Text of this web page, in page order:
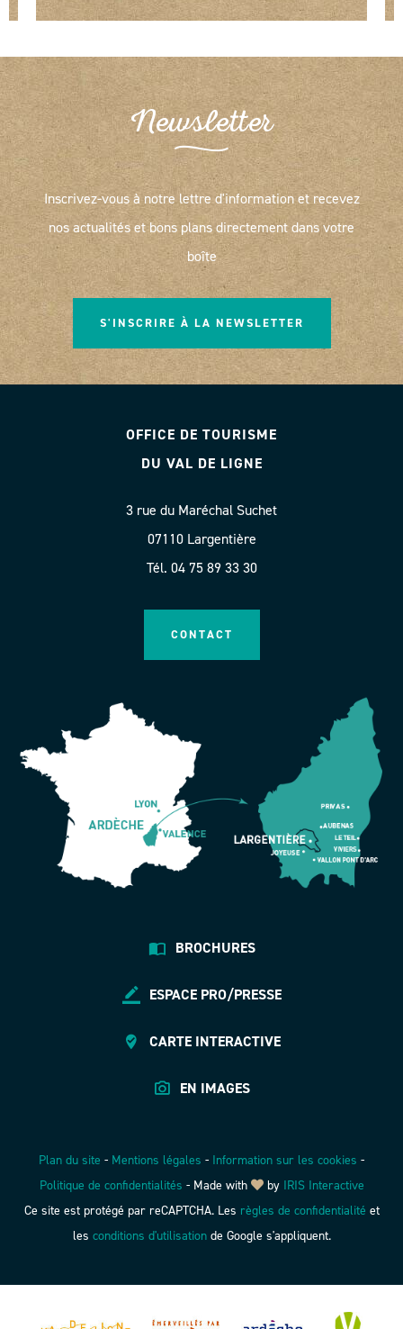
Newsletter
Inscrivez-vous à notre lettre d'information et recevez
nos actualités et bons plans directement dans votre
boîte
S'INSCRIRE À LA NEWSLETTER
OFFICE DE TOURISME
DU VAL DE LIGNE
3 rue du Maréchal Suchet
07110 Largentière
Tél. 04 75 89 33 30
CONTACT
BROCHURES
ESPACE PRO/PRESSE
CARTE INTERACTIVE
EN IMAGES
Plan du site - Mentions légales - Information sur les cookies -
Politique de confidentialités -Made with by IRIS Interactive
Ce site est protégé par reCAPTCHA. Les règles de confidentialité et
les conditions d'utilisationde Google s'appliquent.